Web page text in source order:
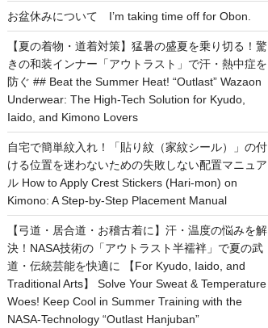
お盆休みについて I’m taking time off for Obon.
【夏の着物・道着対策】猛暑の盛夏を乗り切る！驚
きの和装インナー「アウトラスト」で汗・熱中症を
防ぐ ## Beat the Summer Heat! “Outlast” Wazaon
Underwear: The High-Tech Solution for Kyudo,
Iaido, and Kimono Lovers
自宅で簡単紋入れ！「貼り紋（家紋シール）」の付
ける位置を迷わないための失敗しない配置マニュア
ル How to Apply Crest Stickers (Hari-mon) on
Kimono: A Step-by-Step Placement Manual
【弓道・居合道・お稽古着に】汗・温度の悩みを解
決！NASA技術の「アウトラスト半襦袢」で夏の武
道・伝統芸能を快適に 【For Kyudo, Iaido, and
Traditional Arts】 Solve Your Sweat & Temperature
Woes! Keep Cool in Summer Training with the
NASA-Technology “Outlast Hanjuban”